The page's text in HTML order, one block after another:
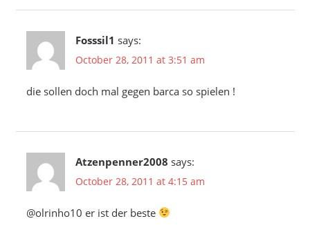
Fosssil1 says:
October 28, 2011 at 3:51 am
die sollen doch mal gegen barca so spielen !
Atzenpenner2008 says:
October 28, 2011 at 4:15 am
@olrinho10 er ist der beste